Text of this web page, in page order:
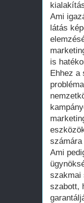
Ami
látás
is
Ehhez a
Ami
szakmai
szabott,